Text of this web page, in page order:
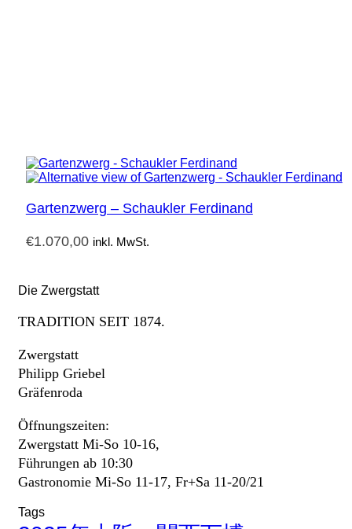
Gartenzwerg – Schaukler Ferdinand
€1.070,00 inkl. MwSt.
Die Zwergstatt
TRADITION SEIT 1874.
Zwergstatt
Philipp Griebel
Gräfenroda
Öffnungszeiten:
Zwergstatt Mi-So 10-16,
Führungen ab 10:30
Gastronomie Mi-So 11-17, Fr+Sa 11-20/21
Tags